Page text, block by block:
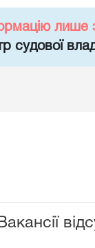
лише
судової
Вакансії